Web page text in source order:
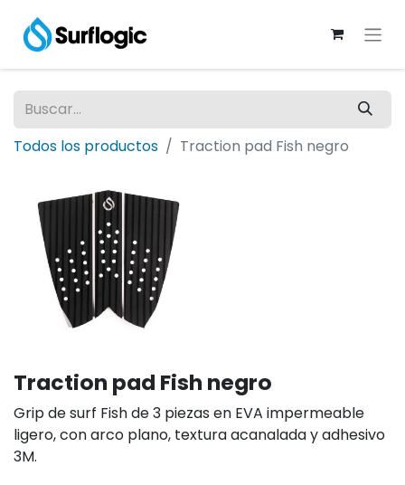
Todos los productos Traction pad Fish negro
Traction pad Fish negro
Grip de surf Fish de 3 piezas en EVA impermeable
ligero, con arco plano, textura acanalada y adhesivo
3M.